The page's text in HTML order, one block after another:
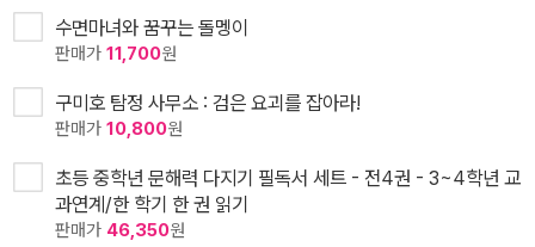
수면마녀와 꿈꾸는 돌멩이
판매가 11,700원
구미호 탐정 사무소 : 검은 요괴를 잡아라!
판매가 10,800원
초등 중학년 문해력 다지기 필독서 세트 - 전4권 - 3~4학년 교
과연계/한 학기 한 권 읽기
판매가 46,350원